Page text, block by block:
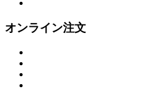
オンライン注文